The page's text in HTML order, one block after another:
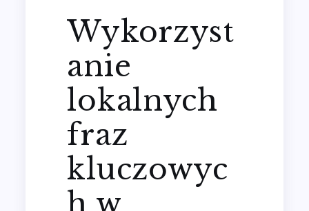
Wykorzyst
anie
lokalnych
fraz
kluczowyc
h w